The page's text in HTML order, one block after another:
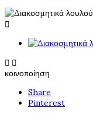

 
κοινοποίηση
Share
Pinterest